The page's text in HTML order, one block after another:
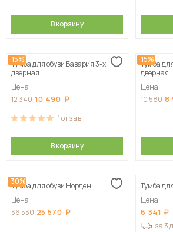
В корзину
-15%
Тумба для обуви Бавария 3-х
дверная
Цена
12 340 10 490
1отзыв
В корзину
-15%
Тумба
дверная
Цена
10 580 8
-30%
Тумба для обуви Норден
Цена
36 530 25 570
Тумба
Цена
6 341
за 3